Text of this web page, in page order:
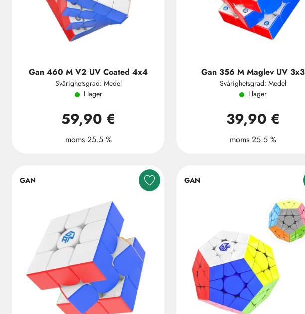
Gan 460 M V2 UV Coated 4x4
Svårighetsgrad: Medel
I lager
59,90 €
moms 25.5 %
Gan 356 M Maglev UV 3x3
Svårighetsgrad: Medel
I lager
39,90 €
moms 25.5 %
GAN GAN